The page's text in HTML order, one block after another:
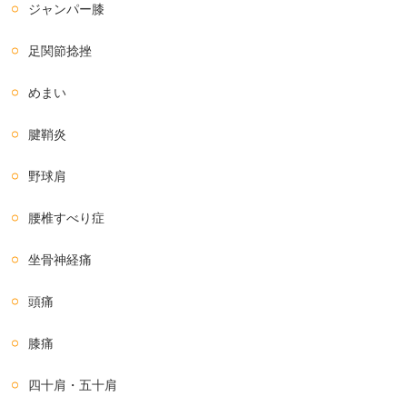
ジャンパー膝
足関節捻挫
めまい
腱鞘炎
野球肩
腰椎すべり症
坐骨神経痛
頭痛
膝痛
四十肩・五十肩